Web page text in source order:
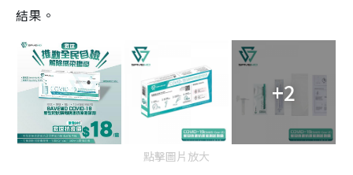
結果。
+2
點擊圖片放大